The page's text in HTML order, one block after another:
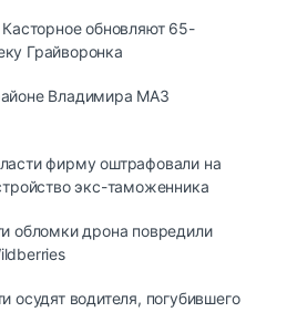
обновляют 65-
Грайворонка
Владимира МАЗ
фирму оштрафовали на
экс-таможенника
обломки дрона повредили
осудят водителя, погубившего